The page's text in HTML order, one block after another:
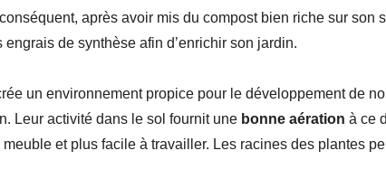
après avoir mis du compost bien riche sur son
engrais de synthèse afin d’enrichir son jardin.
un environnement propice pour le développement de
Leur activité dans le sol fournit une bonne aération à ce
et plus facile à travailler. Les racines des plantes